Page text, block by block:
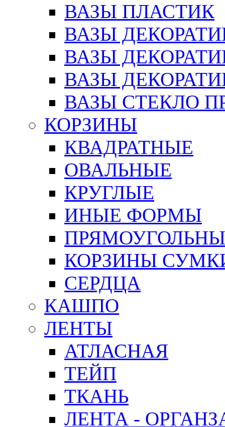
ВАЗЫ ПЛАСТИК
ВАЗЫ
ВАЗЫ
ВАЗЫ
ВАЗЫ СТЕКЛО
КОРЗИНЫ
КВАДРАТНЫЕ
ОВАЛЬНЫЕ
КРУГЛЫЕ
ИНЫЕ ФОРМЫ
КОРЗИНЫ
СЕРДЦА
КАШПО
ЛЕНТЫ
АТЛАСНАЯ
ТЕЙП
ТКАНЬ
ЛЕНТА -